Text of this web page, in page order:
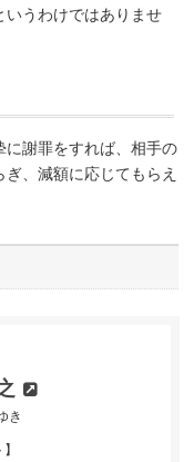
いうわけではありませ
に謝罪をすれば、相手の
、減額に応じてもらえ
き